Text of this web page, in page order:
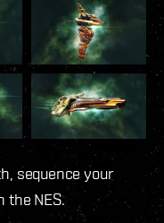
sequence your
the NES.